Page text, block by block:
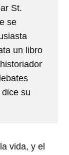
St.
se
un libro
su
vida, y el